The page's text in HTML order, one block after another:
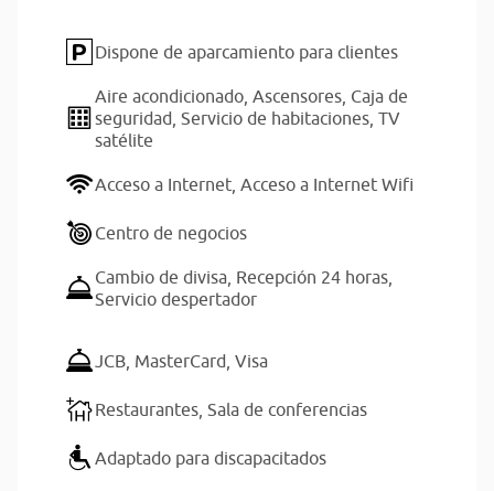
Dispone de aparcamiento para clientes
Aire acondicionado, Ascensores, Caja de
seguridad, Servicio de habitaciones, TV
satélite
Acceso a Internet, Acceso a Internet Wifi
Centro de negocios
Cambio de divisa, Recepción 24 horas,
Servicio despertador
JCB, MasterCard, Visa
Restaurantes, Sala de conferencias
Adaptado para discapacitados